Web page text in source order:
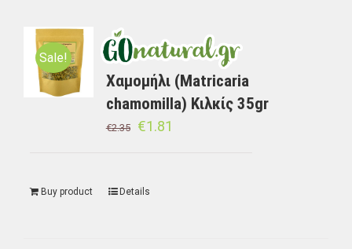
Sale!
Χαμομήλι (Matricaria
chamomilla) Κιλκίς 35gr
€2.35 €1.81
Buy product Details